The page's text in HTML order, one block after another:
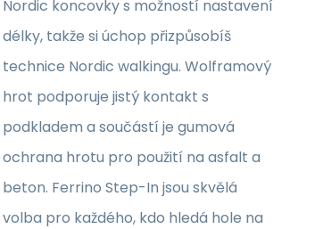
Nordic koncovky s možností nastavení
délky, takže si úchop přizpůsobíš
technice Nordic walkingu. Wolframový
hrot podporuje jistý kontakt s
podkladem a součástí je gumová
ochrana hrotu pro použití na asfalt a
beton. Ferrino Step-In jsou skvělá
volba pro každého, kdo hledá hole na